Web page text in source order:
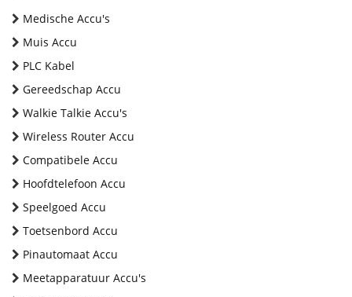
Medische Accu's
Muis Accu
PLC Kabel
Gereedschap Accu
Walkie Talkie Accu's
Wireless Router Accu
Compatibele Accu
Hoofdtelefoon Accu
Speelgoed Accu
Toetsenbord Accu
Pinautomaat Accu
Meetapparatuur Accu's